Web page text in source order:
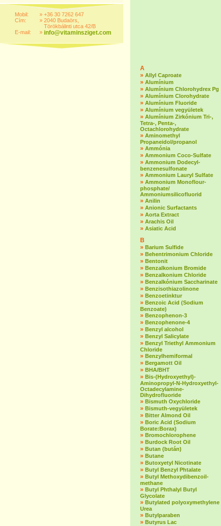
Mobil:
Cím:
E-mail:
»
»
»
+36 30 7262 647
2040 Budaörs,
Törökbálinti utca 42/B
info@vitaminsziget.com
A
» Allyl Caproate
» Alumínium
» Alumínium Chlorohydrex Pg
» Alumínium Clorohydrate
» Alumínium Fluoride
» Alumínium vegyületek
» Alumínium Zirkónium Tri-,
Tetra-, Penta-,
Octachlorohydrate
» Aminomethyl
Propaneidol/propanol
» Ammónia
» Ammonium Coco-Sulfate
» Ammonium Dodecyl-
benzenesulfonate
» Ammonium Lauryl Sulfate
» Ammonium Monoflour-
phosphate/
Ammoniumsilicofluorid
» Anilin
» Anionic Surfactants
» Aorta Extract
» Arachis Oil
» Asiatic Acid
B
» Barium Sulfide
» Behentrimonium Chloride
» Bentonit
» Benzalkonium Bromide
» Benzalkonium Chloride
» Benzalkónium Saccharinate
» Benzisothiazolinone
» Benzoetinktur
» Benzoic Acid (Sodium
Benzoate)
» Benzophenon-3
» Benzophenone-4
» Benzyl alcohol
» Benzyl Salicylate
» Benzyl Triethyl Ammonium
Chloride
» Benzylhemiformal
» Bergamott Oil
» BHA/BHT
» Bis-(Hydroxyethyl)-
Aminopropyl-N-Hydroxyethyl-
Octadecylamine-
Dihydrofluoride
» Bismuth Oxychloride
» Bismuth-vegyületek
» Bitter Almond Oil
» Boric Acid (Sodium
Borate:Borax)
» Bromochlorophene
» Burdock Root Oil
» Butan (bután)
» Butane
» Butoxyetyl Nicotinate
» Butyl Benzyl Phtalate
» Butyl Methoxydibenzoil-
methane
» Butyl Phthalyl Butyl
Glycolate
» Butylated polyoxymethylene
Urea
» Butylparaben
» Butyrus Lac